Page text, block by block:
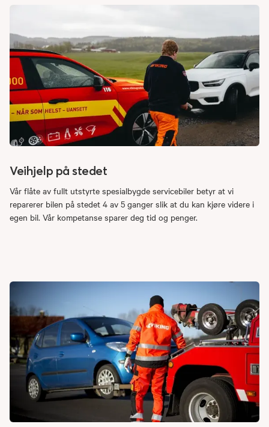
Veihjelp på stedet
Vår flåte av fullt utstyrte spesialbygde servicebiler betyr at vi
reparerer bilen på stedet 4 av 5 ganger slik at du kan kjøre videre i
egen bil. Vår kompetanse sparer deg tid og penger.